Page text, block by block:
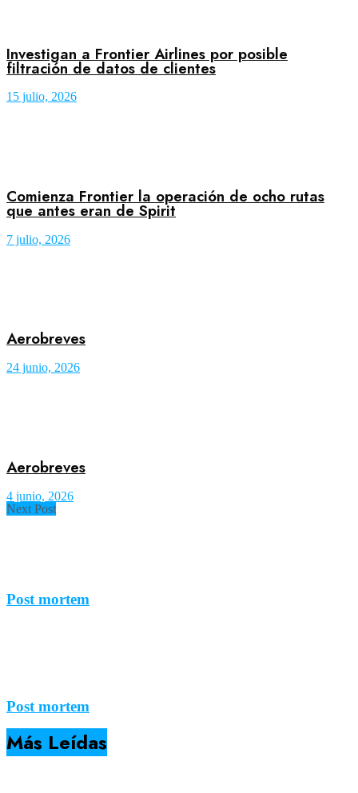
Investigan a Frontier Airlines por posible
filtración de datos de clientes
15 julio, 2026
Comienza Frontier la operación de ocho rutas
que antes eran de Spirit
7 julio, 2026
Aerobreves
24 junio, 2026
Aerobreves
4 junio, 2026
Next Post
Post mortem
Post mortem
Más Leídas